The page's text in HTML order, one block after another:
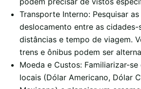
Transporte Interno: Pesquisar
deslocamento entre as cidades-
distâncias e tempo de viagem.
trens e ônibus podem ser
Moeda e Custos: Familiarizar-
locais (Dólar Americano, Dólar